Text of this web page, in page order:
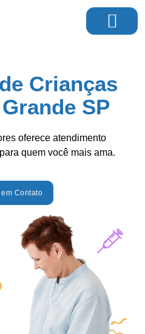
Crianças
SP
oferece atendimento
quem você mais ama.
em Contato